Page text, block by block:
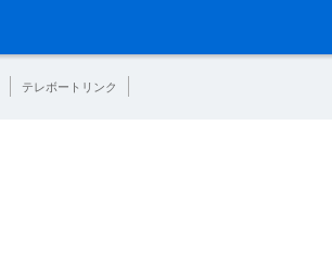
テレボートリンク